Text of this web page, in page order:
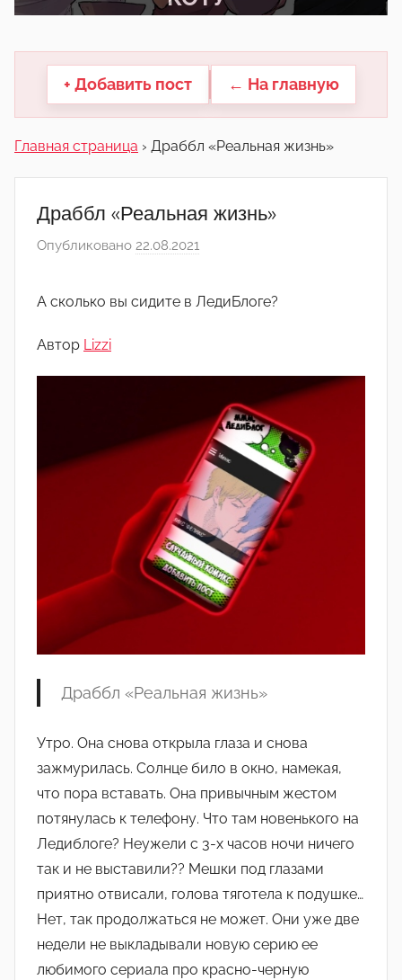
другие.
+ Добавить пост ← На главную
Главная страница › Драббл «Реальная жизнь»
Драббл «Реальная жизнь»
Опубликовано 22.08.2021
т
i
z
z
i
А сколько вы сидите в ЛедиБлоге?
Автор Lizzi
Драббл «Реальная жизнь»
Утро. Она снова открыла глаза и снова
зажмурилась. Солнце било в окно, намекая,
что пора вставать. Она привычным жестом
потянулась к телефону. Что там новенького на
Ледиблоге? Неужели с 3-х часов ночи ничего
так и не выставили?? Мешки под глазами
приятно отвисали, голова тяготела к подушке…
Нет, так продолжаться не может. Они уже две
недели не выкладывали новую серию ее
любимого сериала про красно-черную